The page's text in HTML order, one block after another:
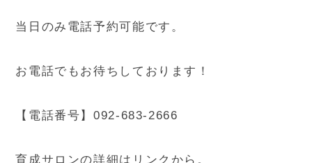
当日のみ電話予約可能です。
お電話でもお待ちしております！
【電話番号】092-683-2666
育成サロンの詳細はリンクから。